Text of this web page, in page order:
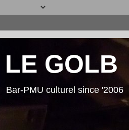
LE GOLB
Bar-PMU culturel since '2006